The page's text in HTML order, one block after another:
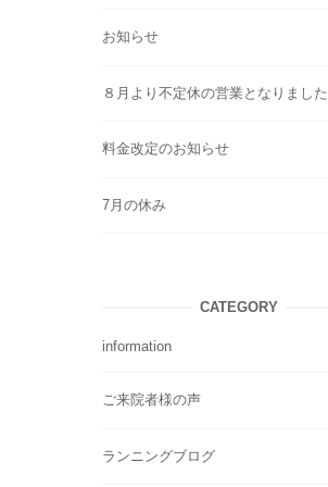
お知らせ
８月より不定休の営業となりました
料金改定のお知らせ
7月の休み
CATEGORY
information
ご来院者様の声
ランニングブログ